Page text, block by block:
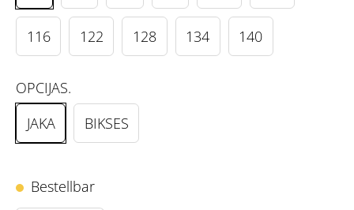
116 122 128 134 140
OPCIJAS.
JAKA
BIKSES
Bestellbar